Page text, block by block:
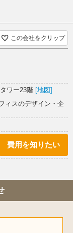
この会社をクリップ
ワー23階 [地図]
ィスのデザイン・企
費用を知りたい